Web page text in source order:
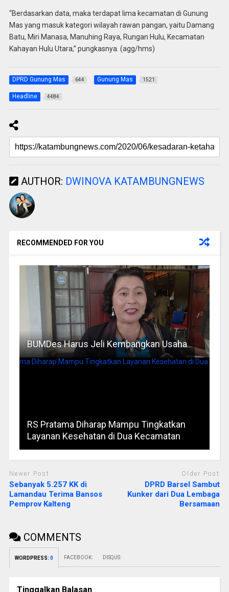
“Berdasarkan data, maka terdapat lima kecamatan di Gunung
Mas yang masuk kategori wilayah rawan pangan, yaitu Damang
Batu, Miri Manasa, Manuhing Raya, Rungan Hulu, Kecamatan
Kahayan Hulu Utara,” pungkasnya. (agg/hms)
DPRD Gunung Mas 644 Gunung Mas 1521
Headline 4484
AUTHOR: DWINOVA KATAMBUNGNEWS
RECOMMENDED FOR YOU
BUMDes Harus Jeli Kembangkan Usaha
RS Pratama Diharap Mampu Tingkatkan
Layanan Kesehatan di Dua Kecamatan
Newer Post
Sebanyak 5.257 KK di
Lamandau Terima Bansos
Pemprov Kalteng
Older Post
DPRD Barsel Sambut
Kunker dari Dua Lembaga
Bersamaan
COMMENTS
WORDPRESS: 0 FACEBOOK: DISQUS:
Tinggalkan Balasan